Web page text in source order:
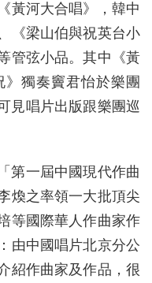
黃河大合唱》，韓中
《梁山伯與祝英台小
管弦小品。其中《黃
獨奏竇君怡於樂團
見唱片出版跟樂團巡
第一屆中國現代作曲
煥之率領一大批頂尖
等國際華人作曲家作
由中國唱片北京分公
紹作曲家及作品，很